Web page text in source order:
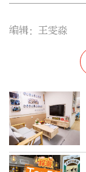
编辑：王雯淼